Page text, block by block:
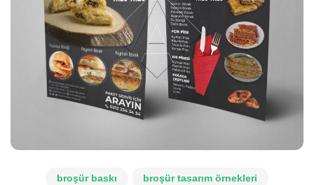
broşür baskı
broşür tasarım örnekleri